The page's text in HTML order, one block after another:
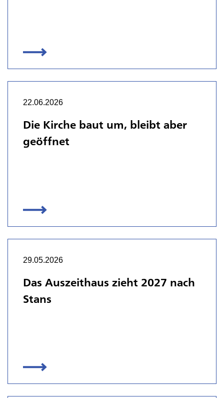
22.06.2026
Die Kirche baut um, bleibt aber
geöffnet
29.05.2026
Das Auszeithaus zieht 2027 nach
Stans